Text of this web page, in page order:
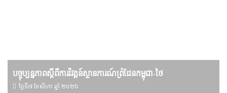
បច្ចុប្បន្នភាពស្ដីពីការវិវត្តន៍ស្ថានការណ៍ព្រំដែនកម្ពុជា-ថៃ
ថ្ងៃទី៧ ខែ​សីហា ឆ្នាំ ២០២៦